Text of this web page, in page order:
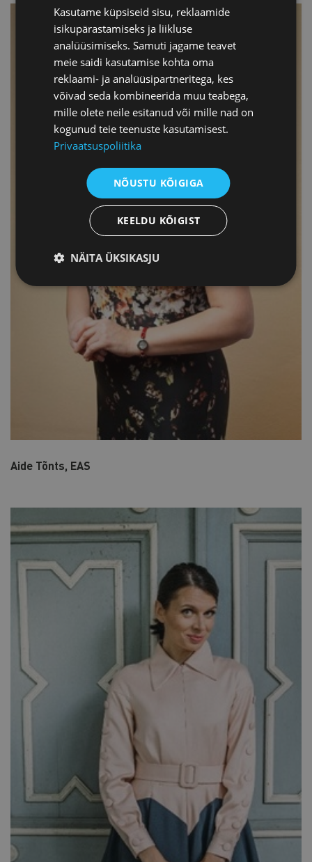
Aide Tõnts, EAS
Kasutame küpsiseid sisu, reklaamide
isikupärastamiseks ja liikluse
analüüsimiseks. Samuti jagame teavet
meie saidi kasutamise kohta oma
reklaami- ja analüüsipartneritega, kes
võivad seda kombineerida muu teabega,
mille olete neile esitanud või mille nad on
kogunud teie teenuste kasutamisest.
Privaatsuspoliitika
NÕUSTU KÕIGIGA
KEELDU KÕIGIST
NÄITA ÜKSIKASJU